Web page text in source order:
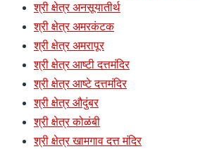
श्री क्षेत्र अनसूयातीर्थ
श्री क्षेत्र अमरकंटक
श्री क्षेत्र अमरापूर
श्री क्षेत्र आष्टी दत्तमंदिर
श्री क्षेत्र आष्टे दत्तमंदिर
श्री क्षेत्र औदुंबर
श्री क्षेत्र कोळंबी
श्री क्षेत्र खामगाव दत्त मंदिर